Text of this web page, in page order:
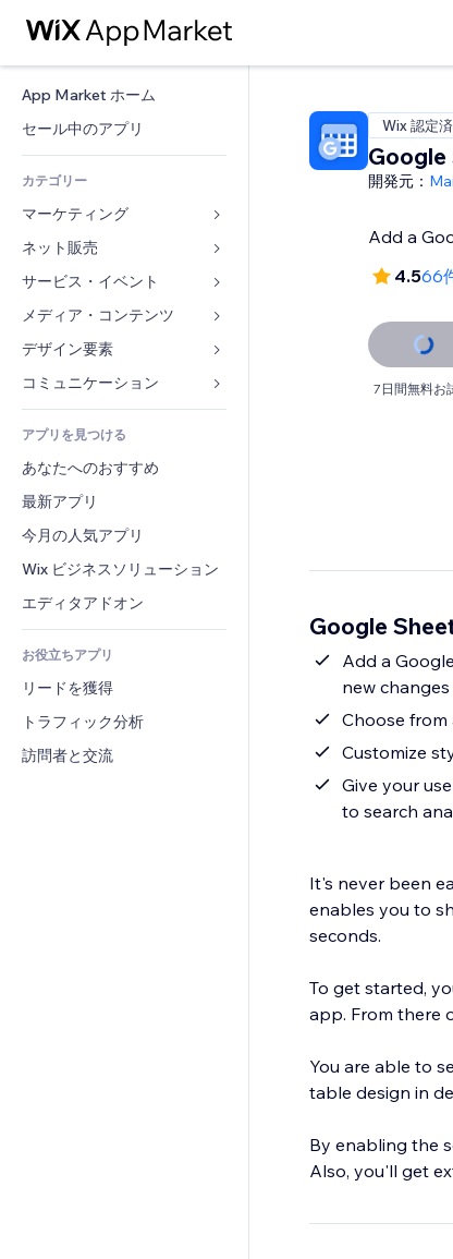
App Market ホーム
セール中のアプリ
カテゴリー
マーケティング
広告
モバイル
アクセス解析
リスティング広告
メール
コンバージョン
ネット販売
ストア用アプリ
発送・配達
販売ボタン
会計
クーポン・特典
倉庫管理ソリューション
ドロップシッピング
食品・飲料
サービス・イベント
ホテル
イベント
レストラン
不動産
ブッキング
メディア・コンテンツ
ギャラリー
音楽
ポッドキャスト
写真
動画
PDF
ファイル共有
ニュース
デザイン要素
マップ・ナビ
プライバシー・セキュリティ
時計
ページテンプレート
画像効果
ボタン・メニュー
バナー・バッジ
電卓
検索
天気
チャート・テーブル
フォーム
ブログ
投票
チャット
コメント
電話
コミュニティィ
レビュー・お客さまの声
CRM
アプリを見つける
あなたへのおすすめ
最新アプリ
今月の人気アプリ
Wix ビジネスソリューション
エディタアドオン
お役立ちアプリ
リードを獲得
トラフィック分析
訪問者と交流
Wix 認定
Google
開発元：
Add a
4.566
7日間無料お
Google
Add a
new
Choose
Customize
Give your
to search
It's never been
enables you to
seconds.
To get started,
app. From there
You are able to
table design in
By enabling the
Also, you'll get